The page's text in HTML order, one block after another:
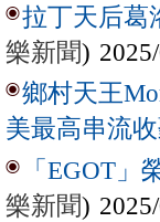
拉丁天后葛
樂新聞)
鄉村天王
美最高串流
「EGOT
樂新聞)